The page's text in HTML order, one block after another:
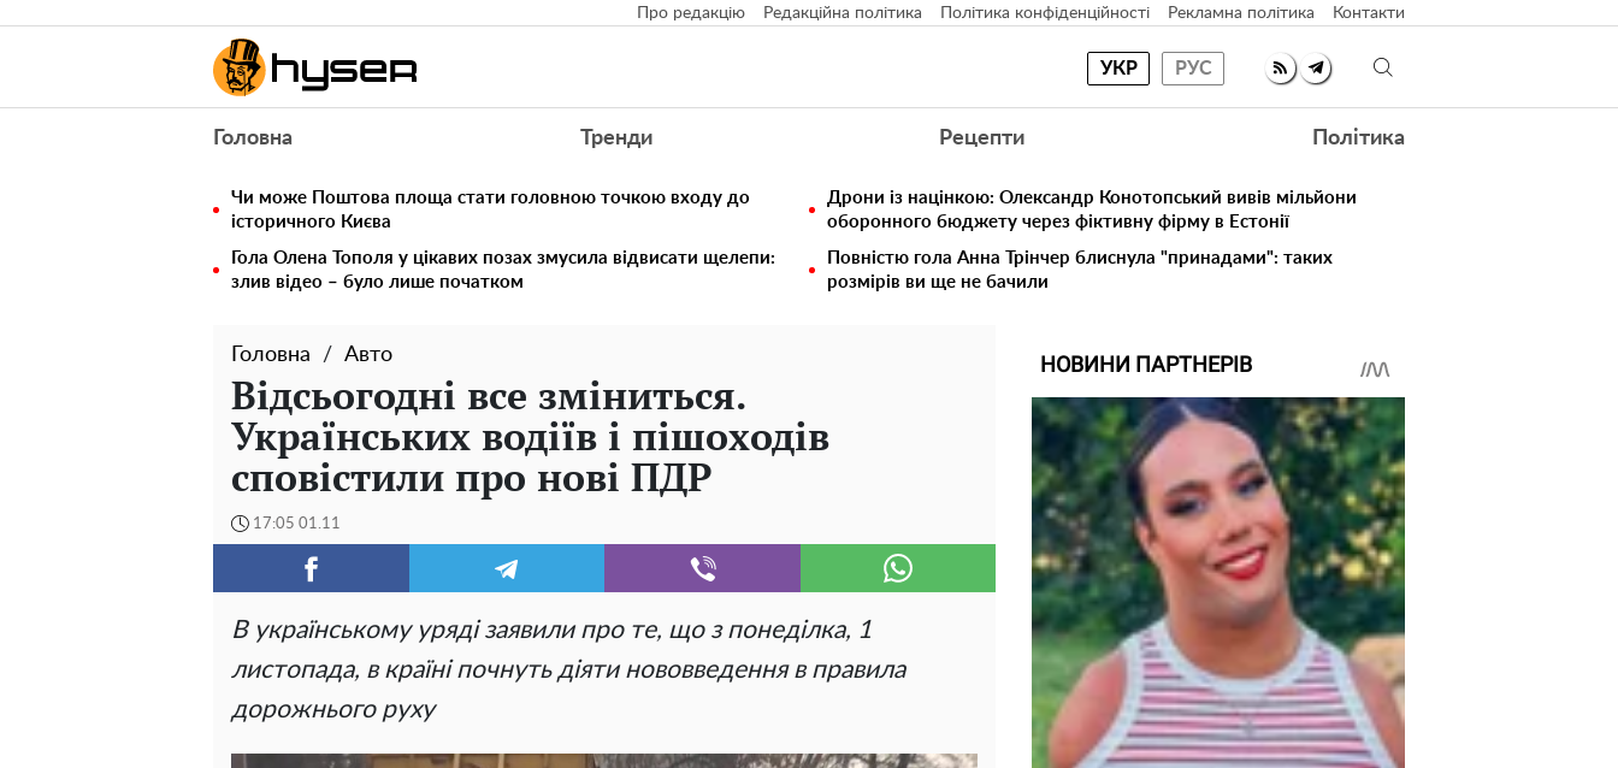
Про редакцію Редакційна політика Політика конфіденційності Рекламна політика Контакти
УКР РУС
Головна Тренди Рецепти Політика
Чи може Поштова площа стати головною точкою входу до
історичного Києва
Дрони із націнкою: Олександр Конотопський вивів мільйони
оборонного бюджету через фіктивну фірму в Естонії
Гола Олена Тополя у цікавих позах змусила відвисати щелепи:
злив відео – було лише початком
Повністю гола Анна Трінчер блиснула "принадами": таких
розмірів ви ще не бачили
Головна Авто
Відсьогодні все зміниться.
Українських водіїв і пішоходів
сповістили про нові ПДР
17:05 01.11
В українському уряді заявили про те, що з понеділка, 1
листопада, в країні почнуть діяти нововведення в правила
дорожнього руху
НОВИНИ ПАРТНЕРІВ